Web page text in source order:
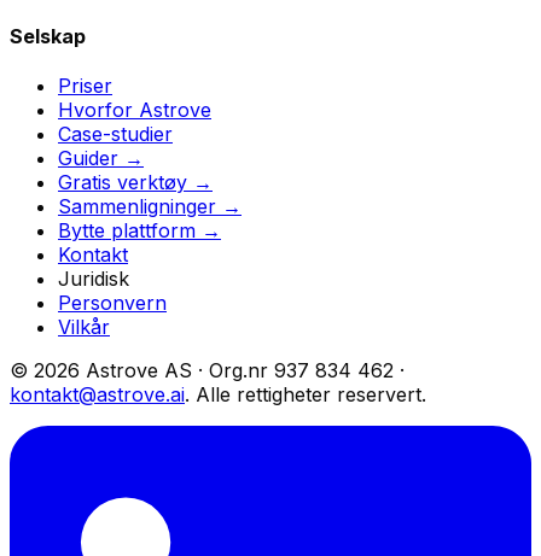
Selskap
Priser
Hvorfor Astrove
Case-studier
Guider →
Gratis verktøy →
Sammenligninger →
Bytte plattform →
Kontakt
Juridisk
Personvern
Vilkår
© 2026 Astrove AS · Org.nr 937 834 462 ·
kontakt@astrove.ai. Alle rettigheter reservert.